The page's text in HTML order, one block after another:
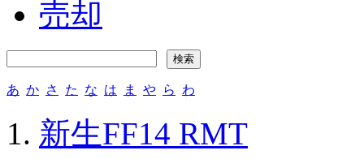
売却
あ か さ た な は ま や ら わ
新生FF14 RMT